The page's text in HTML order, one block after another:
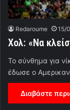
Redaroume 15/
Χολ: «Να
Το σύνθημα για
έδωσε ο
Διαβάστε